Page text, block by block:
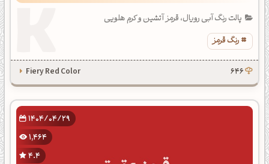
پالت رنگ آبی رویال، قرمز آتشین و کرم هلویی
رنگ قرمز
646
Fiery Red Color
1404/04/29
1,464
4.4